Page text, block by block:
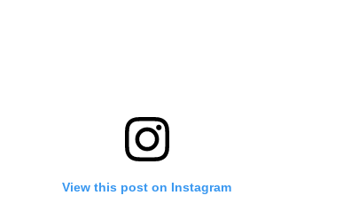
View this post on Instagram